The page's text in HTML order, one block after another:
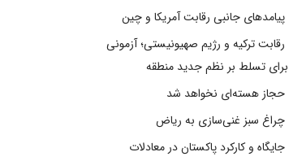
پیامدهای جانبی رقابت آمریکا و چین
رقابت ترکیه و رژیم صهیونیستی؛ آزمونی
برای تسلط بر نظم جدید منطقه
حجاز هسته‌ای نخواهد شد
چراغ سبز غنی‌سازی به ریاض
جایگاه و کارکرد پاکستان در معادلات